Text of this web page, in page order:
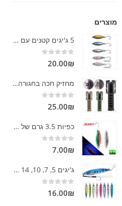
מה זה בובין בדיג
בובין זהו מתקן שמאפשר גלגול של
חוט על חוט בצורה פשוטה. בובין
מוצרים
5 ג'יגים קטנים עם קרס בודדת
20.00₪
מחזיק חכה בחגורה מוצר גאוני
25.00₪
כפיות 3.5 גרם של ג'רי
7.00₪
ג'יגים 5, 7, 10, 14 גרם מצויינים
16.00₪